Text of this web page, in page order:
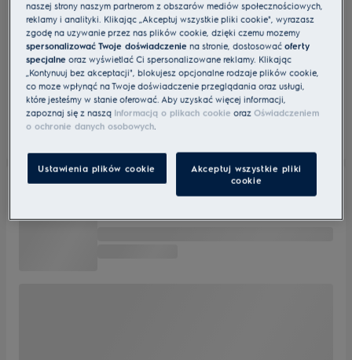
naszej strony naszym partnerom z obszarów mediów społecznościowych,
reklamy i analityki. Klikając „Akceptuj wszystkie pliki cookie", wyrażasz
zgodę na używanie przez nas plików cookie, dzięki czemu możemy
spersonalizować Twoje doświadczenie na stronie, dostosowaćoferty
specjalne oraz wyświetlać Ci spersonalizowane reklamy. Klikając
„Kontynuuj bez akceptacji", blokujesz opcjonalne rodzaje plików cookie,
co może wpłynąć na Twoje doświadczenie przeglądania oraz usługi,
które jesteśmy w stanie oferować. Aby uzyskać więcej informacji,
zapoznaj się z naszą Informacją o plikach cookie orazOświadczeniem
o ochronie danych osobowych.
Ustawienia plików cookie
Akceptuj wszystkie pliki
cookie